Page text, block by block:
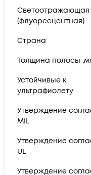
Светоотражающая
(флуоресцентная)
Страна
Толщина полосы
Устойчивые к
ультрафиолету
Утверждение
MIL
Утверждение
UL
Утверждение